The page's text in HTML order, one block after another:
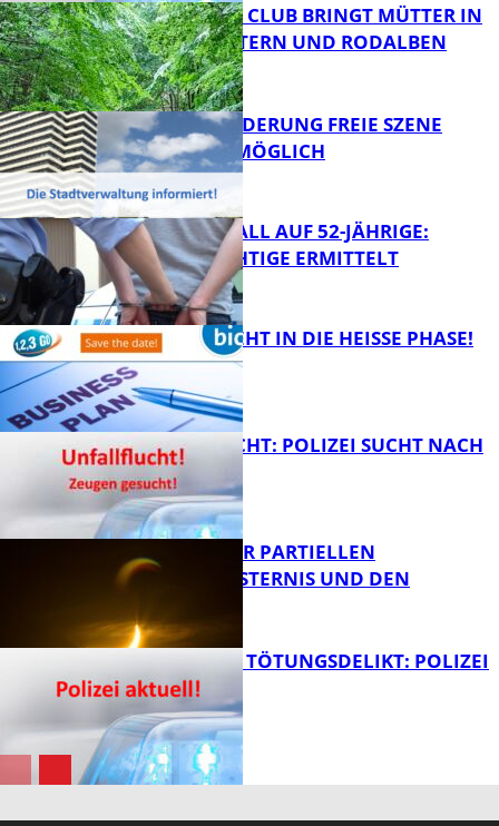
FB News
FB News
NEUER MOM CLUB BRINGT MÜTTER IN
KAISERSLAUTERN UND RODALBEN
ZUSAMMEN
FB Kultur
PROJEKTFÖRDERUNG FREIE SZENE
WEITERHIN MÖGLICH
FB News
RAUBÜBERFALL AUF 52-JÄHRIGE:
TATVERDÄCHTIGE ERMITTELT
1,2,3 GO® GEHT IN DIE HEISSE PHASE!
UNFALLFLUCHT: POLIZEI SUCHT NACH
ZEUGEN
VORTRAG ZUR PARTIELLEN
SONNENFINSTERNIS UND DEN
PERSEIDEN
VERSUCHTES TÖTUNGSDELIKT: POLIZEI
ERMITTELT